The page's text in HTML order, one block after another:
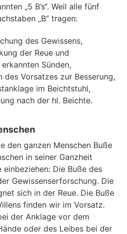
„5 B’s“. Weil alle fünf
„B“ tragen:
des Gewissens,
der Reue und
Sünden,
des Vorsatzes zur Besserung,
im Beichtstuhl,
nach der hl. Beichte.
den ganzen Menschen Buße
in seiner Ganzheit
Die Buße des
Gewissenserforschung. Die
sich in der Reue. Die Buße
finden wir im Vorsatz.
der Anklage vor dem
oder des Leibes bei der